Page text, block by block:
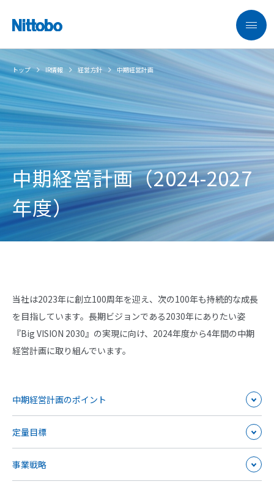
トップ IR情報 経営方針 中期経営計画
中期経営計画（2024-2027
年度）
当社は2023年に創立100周年を迎え、次の100年も持続的な成長
を目指しています。長期ビジョンである2030年にありたい姿
『Big VISION 2030』の実現に向け、2024年度から4年間の中期
経営計画に取り組んでいます。
中期経営計画のポイント
定量目標
事業戦略